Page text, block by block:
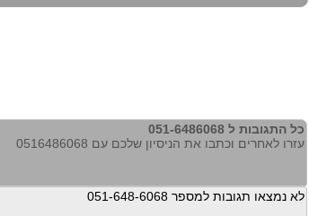
כל התגובות ל 051-6486068
עזרו לאחרים וכתבו את הניסיון שלכם עם 0516486068
לא נמצאו תגובות למספר 051-648-6068